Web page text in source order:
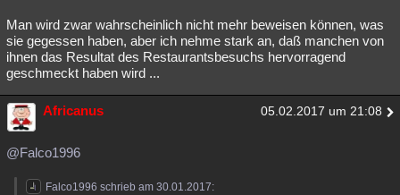
Man wird zwar wahrscheinlich nicht mehr beweisen können, was
sie gegessen haben, aber ich nehme stark an, daß manchen von
ihnen das Resultat des Restaurantsbesuchs hervorragend
geschmeckt haben wird ...
Africanus 05.02.2017 um 21:08
@Falco1996
Falco1996 schrieb am 30.01.2017: